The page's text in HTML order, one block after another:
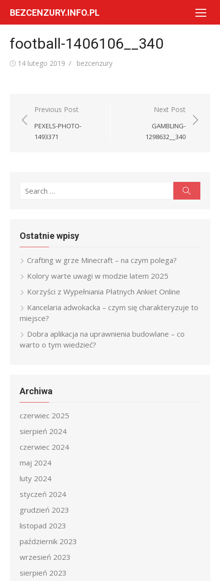
BEZCENZURY.INFO.PL
football-1406106__340
Posted
14 lutego 2019 Author
bezcenzury
Nawigacja
wpisu
Previous Post
PEXELS-PHOTO-
1493371
Next Post
GAMBLING-
1298632__340
Search
Ostatnie wpisy
Crafting w grze Minecraft – na czym polega?
Kolory warte uwagi w modzie latem 2025
Korzyści z Wypełniania Płatnych Ankiet Online
Kancelaria adwokacka – czym się charakteryzuje to
miejsce?
Dobra aplikacja na uprawnienia budowlane – co
warto o tym wiedzieć?
Archiwa
czerwiec 2025
sierpień 2024
czerwiec 2024
maj 2024
luty 2024
styczeń 2024
grudzień 2023
listopad 2023
październik 2023
wrzesień 2023
sierpień 2023